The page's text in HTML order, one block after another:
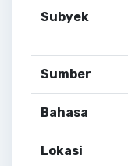
Subyek
Sumber
Bahasa
Lokasi